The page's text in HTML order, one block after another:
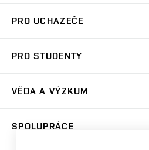
Koleje
Sport na VUT
Brno
PRO UCHAZEČE
Dny otevřených dveří
Celoživotní vzdělávání
PRO STUDENTY
Harmonogram akademického roku
Závěrečné práce
Zpracování osobních údajů studentů
Sociální bezpečí
Studium bez bariér
VĚDA A VÝZKUM
SPOLUPRÁCE